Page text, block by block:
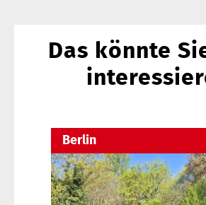
Das könnte
Berlin